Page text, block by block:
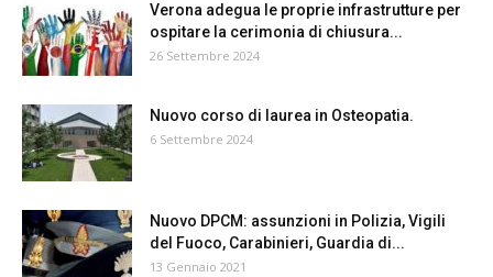
Verona adegua le proprie infrastrutture per
ospitare la cerimonia di chiusura...
26 Settembre 2024
Nuovo corso di laurea in Osteopatia.
6 Settembre 2024
Nuovo DPCM: assunzioni in Polizia, Vigili
del Fuoco, Carabinieri, Guardia di...
13 Gennaio 2021